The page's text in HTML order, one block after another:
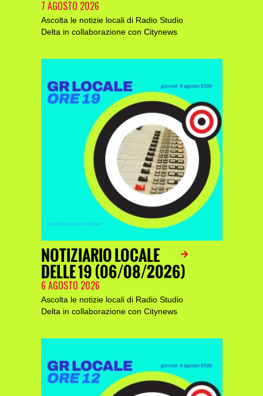
7 AGOSTO 2026
Ascolta le notizie locali di Radio Studio
Delta in collaborazione con Citynews
NOTIZIARIO LOCALE
DELLE 19 (06/08/2026)
6 AGOSTO 2026
Ascolta le notizie locali di Radio Studio
Delta in collaborazione con Citynews